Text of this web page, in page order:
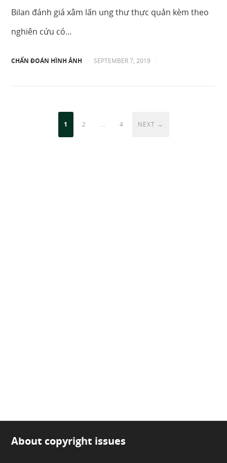
Bilan đánh giá xâm lấn ung thư thực quản kèm theo
nghiên cứu có…
CHẨN ĐOÁN HÌNH ẢNH SEPTEMBER 7, 2019
1 2 … 4 NEXT →
About copyright issues